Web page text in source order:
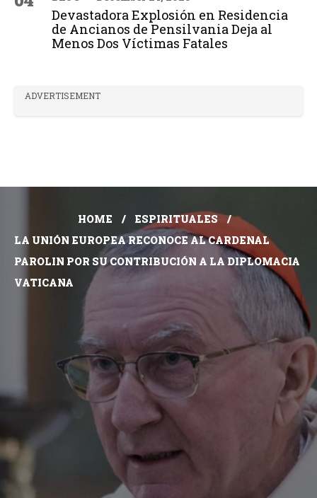
Devastadora Explosión en Residencia
de Ancianos de Pensilvania Deja al
Menos Dos Víctimas Fatales
ADVERTISEMENT
HOME
ESPIRITUALES
LA UNIÓN EUROPEA RECONOCE AL CARDENAL
PAROLIN POR SU CONTRIBUCIÓN A LA DIPLOMACIA
VATICANA